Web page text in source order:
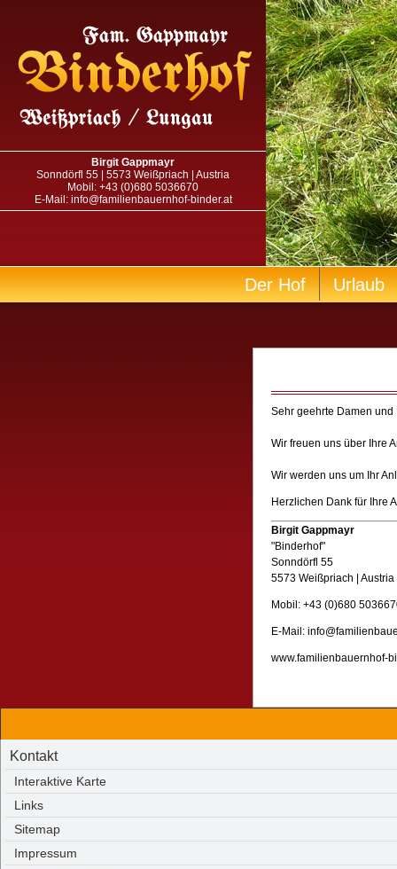
Birgit Gappmayr
Sonndörfl 55 | 5573 Weißpriach | Austria
Mobil: +43 (0)680 5036670
E-Mail: info@familienbauernhof-binder.at
Der Hof Urlaub
Sehr geehrte Damen und
Wir freuen uns über Ihre
Wir werden uns um Ihr
Herzlichen Dank für Ihre
Birgit Gappmayr
"Binderhof"
Sonndörfl 55
5573 Weißpriach | Austria
Mobil: +43 (0)680
E-Mail:
www.familienbauernhof-
Kontakt
Interaktive Karte
Links
Sitemap
Impressum